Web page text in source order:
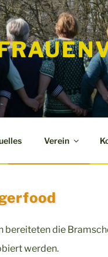
Verein
bereiteten die
werden.